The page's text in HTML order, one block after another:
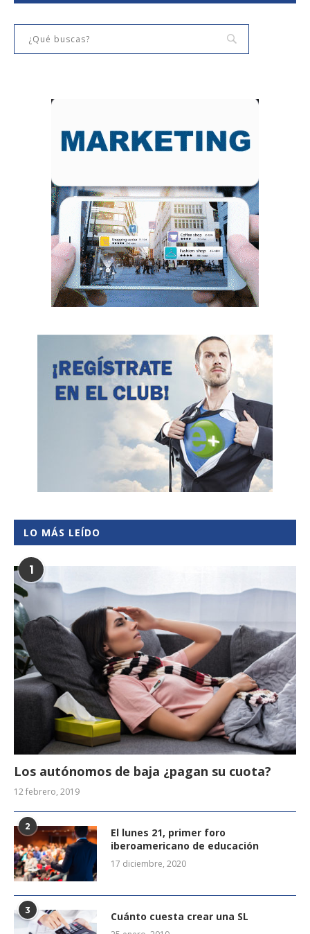
LO MÁS LEÍDO
1
Los autónomos de baja ¿pagan su cuota?
12 febrero, 2019
2
El lunes 21, primer foro
iberoamericano de educación
17 diciembre, 2020
3 Cuánto cuesta crear una SL